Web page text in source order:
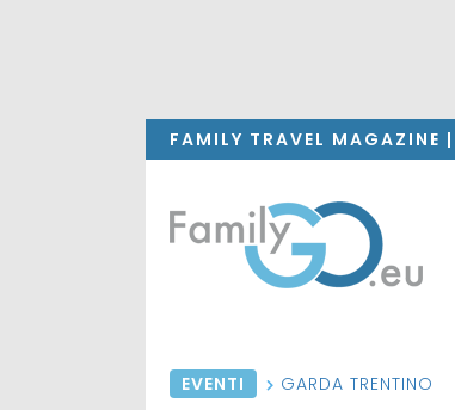
FAMILY TRAVEL MAGAZINE |
EVENTI GARDA TRENTINO